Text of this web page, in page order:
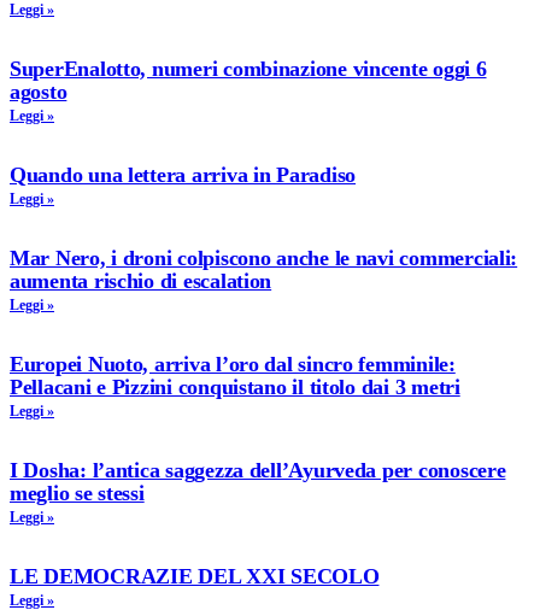
Leggi »
SuperEnalotto, numeri combinazione vincente oggi 6
agosto
Leggi »
Quando una lettera arriva in Paradiso
Leggi »
Mar Nero, i droni colpiscono anche le navi commerciali:
aumenta rischio di escalation
Leggi »
Europei Nuoto, arriva l’oro dal sincro femminile:
Pellacani e Pizzini conquistano il titolo dai 3 metri
Leggi »
I Dosha: l’antica saggezza dell’Ayurveda per conoscere
meglio se stessi
Leggi »
LE DEMOCRAZIE DEL XXI SECOLO
Leggi »